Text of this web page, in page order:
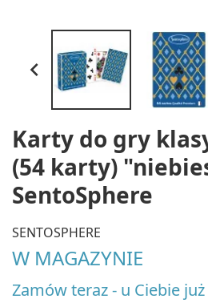

Karty do gry
(54 karty)
SentoSphere
SENTOSPHERE
W MAGAZYNIE
Zamów teraz - u Ciebie